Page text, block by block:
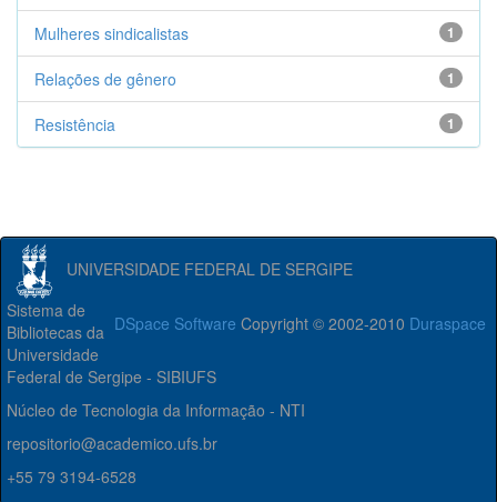
1
Mulheres sindicalistas
1
Relações de gênero
1
Resistência
UNIVERSIDADE FEDERAL DE SERGIPE
DSpace Software Copyright © 2002-2010 Duraspace
Sistema de
Bibliotecas da
Universidade
Federal de Sergipe - SIBIUFS
Núcleo de Tecnologia da Informação - NTI
repositorio@academico.ufs.br
+55 79 3194-6528